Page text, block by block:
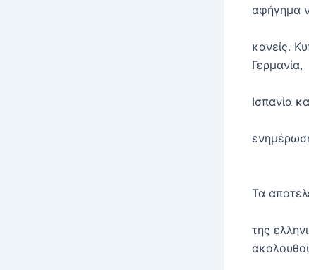
αφήγημα
κανείς.
Γερμανία,
Ισπανία
Τα
της